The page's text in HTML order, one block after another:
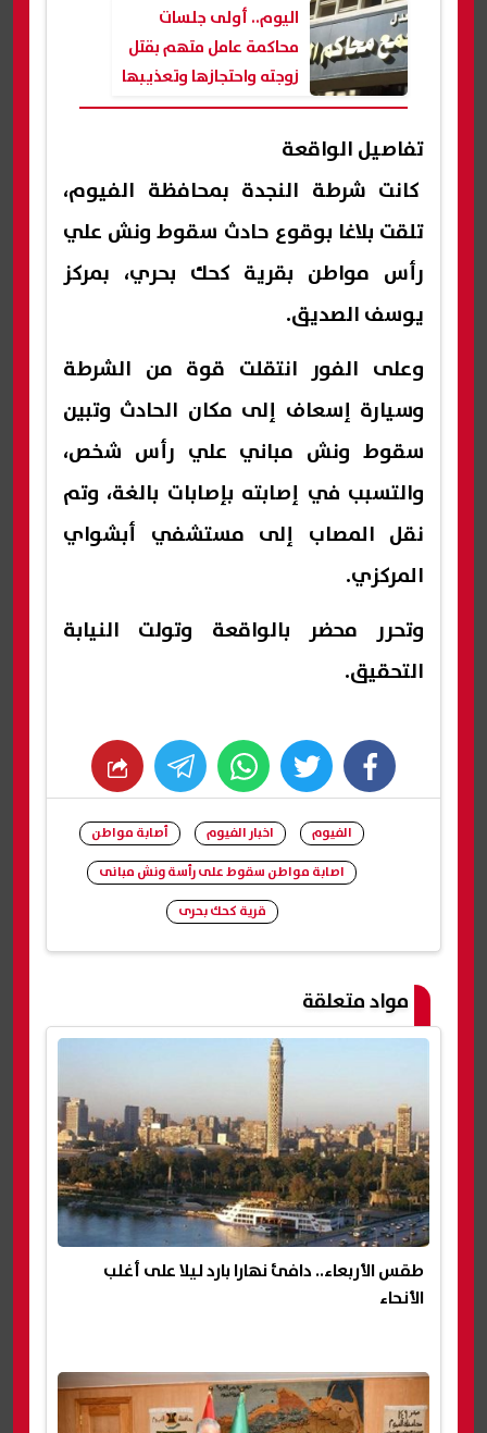
اليوم.. أولى جلسات
محاكمة عامل متهم بقتل
زوجته واحتجازها وتعذيبها
في الفيوم
تفاصيل الواقعة
كانت شرطة النجدة بمحافظة الفيوم،
تلقت بلاغا بوقوع حادث سقوط ونش علي
رأس مواطن بقرية كحك بحري، بمركز
يوسف الصديق.
وعلى الفور انتقلت قوة من الشرطة
وسيارة إسعاف إلى مكان الحادث وتبين
سقوط ونش مباني علي رأس شخص،
والتسبب في إصابته بإصابات بالغة، وتم
نقل المصاب إلى مستشفي أبشواي
المركزي.
وتحرر محضر بالواقعة وتولت النيابة
التحقيق.
facebook
twitter
whats
الفيوم اخبار الفيوم
أصابة مواطن
اصابة مواطن سقوط على رأسة ونش مبانى
قرية كحك بحرى
مواد متعلقة
طقس الأربعاء.. دافئ نهارا بارد ليلا على أغلب
الأنحاء